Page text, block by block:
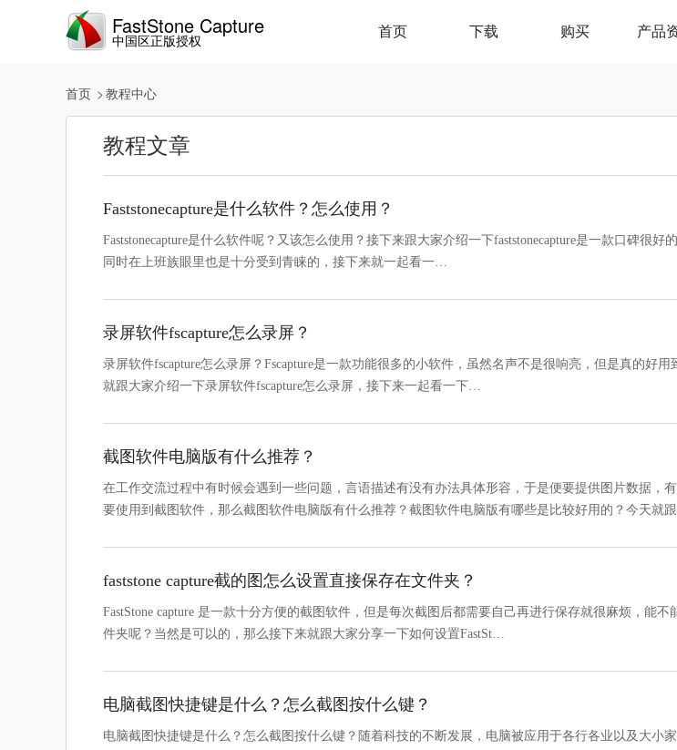
FastStone Capture
中国区正版授权
首页 下载 购买 产品
首页 教程中心
教程文章
Faststonecapture是什么软件？怎么使用？
Faststonecapture是什么软件呢？又该怎么使用？接下来跟大家介绍一下faststonecapture是一款口碑很好
同时在上班族眼里也是十分受到青睐的，接下来就一起看一…
录屏软件fscapture怎么录屏？
录屏软件fscapture怎么录屏？Fscapture是一款功能很多的小软件，虽然名声不是很响亮，但是真的好
就跟大家介绍一下录屏软件fscapture怎么录屏，接下来一起看一下…
截图软件电脑版有什么推荐？
在工作交流过程中有时候会遇到一些问题，言语描述有没有办法具体形容，于是便要提供图片数据，
要使用到截图软件，那么截图软件电脑版有什么推荐？截图软件电脑版有哪些是比较好用的？今天就
faststone capture截的图怎么设置直接保存在文件夹？
FastStone capture 是一款十分方便的截图软件，但是每次截图后都需要自己再进行保存就很麻烦，能不
件夹呢？当然是可以的，那么接下来就跟大家分享一下如何设置FastSt…
电脑截图快捷键是什么？怎么截图按什么键？
电脑截图快捷键是什么？怎么截图按什么键？随着科技的不断发展，电脑被应用于各行各业以及大小